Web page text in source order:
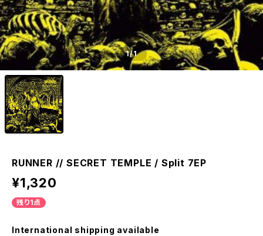
1/1
RUNNER // SECRET TEMPLE / Split 7EP
¥1,320
残り1点
International shipping available